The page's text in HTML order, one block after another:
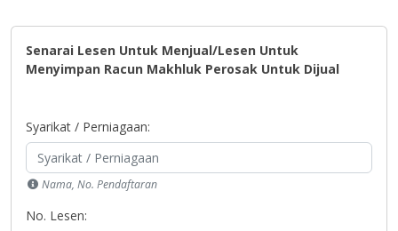
Senarai Lesen Untuk Menjual/Lesen Untuk
Menyimpan Racun Makhluk Perosak Untuk Dijual
Syarikat / Perniagaan:
Nama, No. Pendaftaran
No. Lesen: